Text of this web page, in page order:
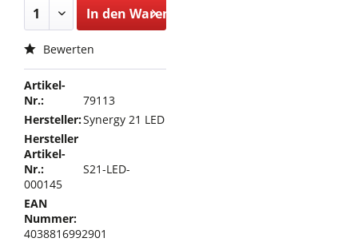
In den Warenkorb
Bewerten
Artikel-
Nr.:
79113
Hersteller:Synergy 21 LED
Hersteller
Artikel-
Nr.:
S21-LED-
000145
EAN
Nummer:
4038816992901